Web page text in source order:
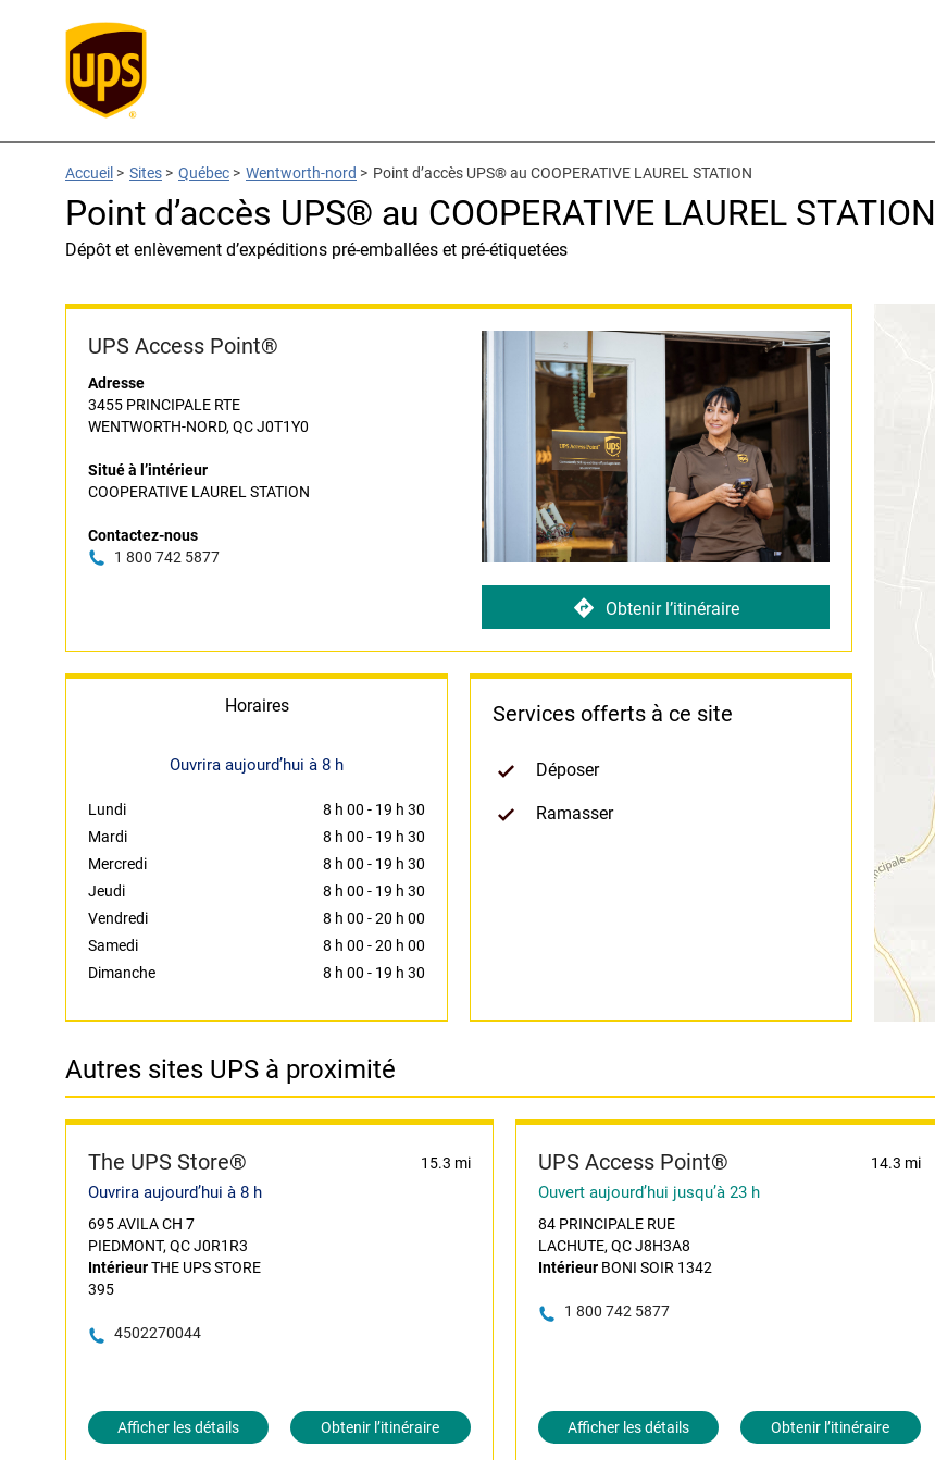
Accueil > Sites > Québec > Wentworth-nord > Point d’accès UPS® au COOPERATIVE LAUREL STATION
Point d’accès UPS® au COOPERATIVE LAUREL STATION
Dépôt et enlèvement d’expéditions pré-emballées et pré-étiquetées
UPS Access Point®
Adresse
3455 PRINCIPALE RTE
WENTWORTH-NORD, QC J0T1Y0
Situé à l’intérieur
COOPERATIVE LAUREL STATION
Contactez-nous
1 800 742 5877
Obtenir l’itinéraire
Horaires
Ouvrira aujourd’hui à 8 h
Lundi 8 h 00 - 19 h 30
Mardi
8 h 00 - 19 h 30
Mercredi
8 h 00 - 19 h 30
Jeudi
8 h 00 - 19 h 30
Vendredi
8 h 00 -20 h 00
Samedi
8 h 00 -20 h 00
Dimanche
8 h 00 - 19 h 30
Services offerts à ce site
Déposer
Ramasser
Autres sites UPS à proximité
The UPS Store® 15.3 mi
Ouvrira aujourd’hui à 8 h
695 AVILA CH 7
PIEDMONT, QC J0R1R3
IntérieurTHE UPS STORE
395
4502270044
Afficher les détails Obtenir l’itinéraire
UPS Access Point® 14.3 mi
Ouvert aujourd’hui jusqu’à 23 h
84 PRINCIPALE RUE
LACHUTE, QC J8H3A8
IntérieurBONI SOIR 1342
1 800 742 5877
Afficher les détails Obtenir l’itinéraire